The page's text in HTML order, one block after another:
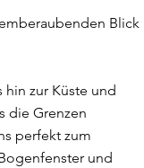
Blick
zur Küste und
die Grenzen
perfekt zum
und